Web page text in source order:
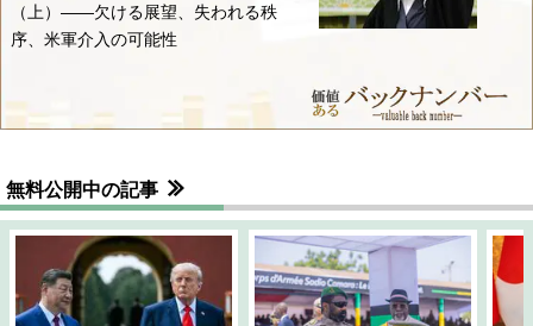
（上）――欠ける展望、失われる秩
序、米軍介入の可能性
無料公開中の記事